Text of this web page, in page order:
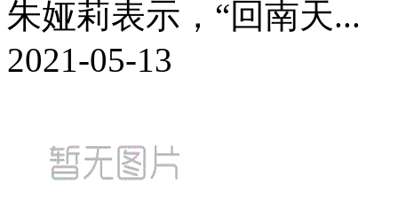
朱娅莉表示，“回南天...
2021-05-13